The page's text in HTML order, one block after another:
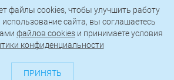
конфиденциальности
на рассылку
Полковая, д. 3, стр. 4, помещение I, комн. 23
файлы cookies, чтобы улучшить работу
сайта, вы соглашаетесь
файлов cookies и принимаете условия
конфиденциальности
ПРИНЯТЬ